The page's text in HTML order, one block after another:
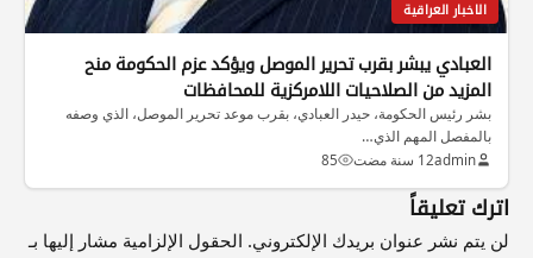
الاخبار العراقية
العبادي يبشر بقرب تحرير الموصل ويؤكد عزم الحكومة منح
المزيد من الصلاحيات اللامركزية للمحافظات
بشر رئيس الحكومة، حيدر العبادي، بقرب موعد تحرير الموصل، الذي وصفه
بالمفصل المهم الذي…
admin12 سنة مضت 85
اترك تعليقاً
لن يتم نشر عنوان بريدك الإلكتروني. الحقول الإلزامية مشار إليها بـ